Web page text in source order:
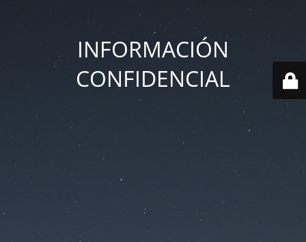
INFORMACIÓN
CONFIDENCIAL